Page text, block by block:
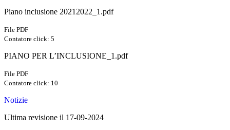
Piano inclusione 20212022_1.pdf
File PDF
Contatore click: 5
PIANO PER L’INCLUSIONE_1.pdf
File PDF
Contatore click: 10
Notizie
Ultima revisione il 17-09-2024